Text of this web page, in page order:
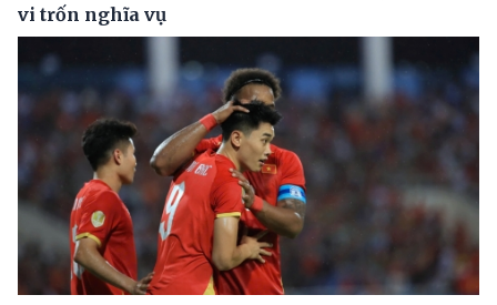
vi trốn nghĩa vụ